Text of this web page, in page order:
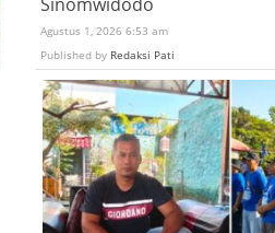
Agustus 1, 2026 6:53 am
Published by Redaksi Pati